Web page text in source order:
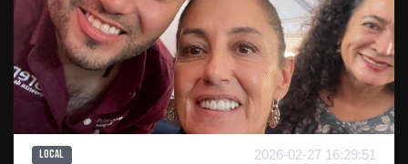
Local 2026-02-27 16:29:51